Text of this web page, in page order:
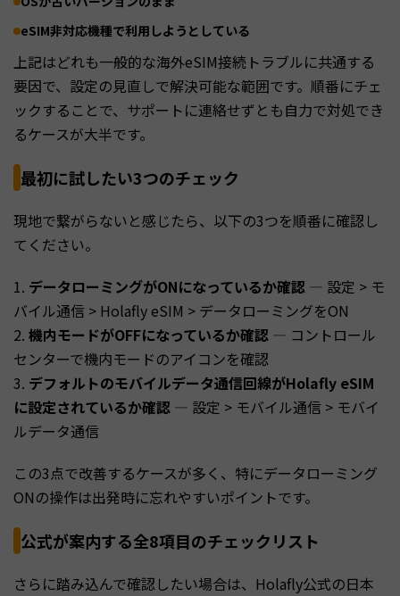
eSIM非対応機種で利用しようとしている
上記はどれも一般的な海外eSIM接続トラブルに共通する
要因で、設定の見直しで解決可能な範囲です。順番にチェ
ックすることで、サポートに連絡せずとも自力で対処でき
るケースが大半です。
最初に試したい3つのチェック
現地で繋がらないと感じたら、以下の3つを順番に確認し
てください。
1. データローミングがONになっているか確認 — 設定 > モ
バイル通信 > Holafly eSIM > データローミングをON
2. 機内モードがOFFになっているか確認 — コントロール
センターで機内モードのアイコンを確認
3. デフォルトのモバイルデータ通信回線がHolafly eSIM
に設定されているか確認 — 設定 > モバイル通信 > モバイ
ルデータ通信
この3点で改善するケースが多く、特にデータローミング
ONの操作は出発時に忘れやすいポイントです。
公式が案内する全8項目のチェックリスト
さらに踏み込んで確認したい場合は、Holafly公式の日本